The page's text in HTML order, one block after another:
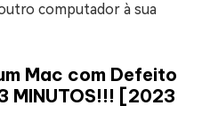
computador à sua
Mac com Defeito
MINUTOS!!! [2023